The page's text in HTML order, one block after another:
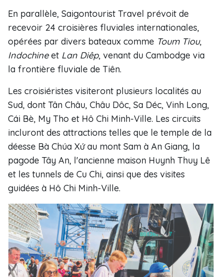
En parallèle, Saigontourist Travel prévoit de
recevoir 24 croisières fluviales internationales,
opérées par divers bateaux comme Toum Tiou,
Indochineet Lan Diêp, venant du Cambodge via
la frontière fluviale de Tiên.
Les croisiéristes visiteront plusieurs localités au
Sud, dont Tân Châu, Châu Dôc, Sa Déc, Vinh Long,
Cái Bè, My Tho et Hô Chi Minh-Ville. Les circuits
incluront des attractions telles que le temple de la
déesse Bà Chúa Xứ au mont Sam à An Giang, la
pagode Tây An, l'ancienne maison Huynh Thuy Lê
et les tunnels de Cu Chi, ainsi que des visites
guidées à Hô Chi Minh-Ville.